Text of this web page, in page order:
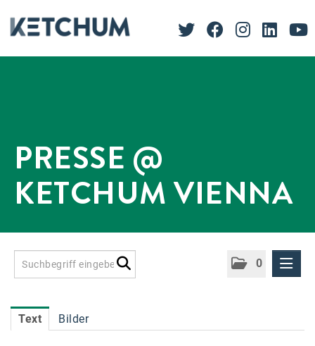
PRESSE @
KETCHUM VIENNA
0
Accessiway
Text Bilder